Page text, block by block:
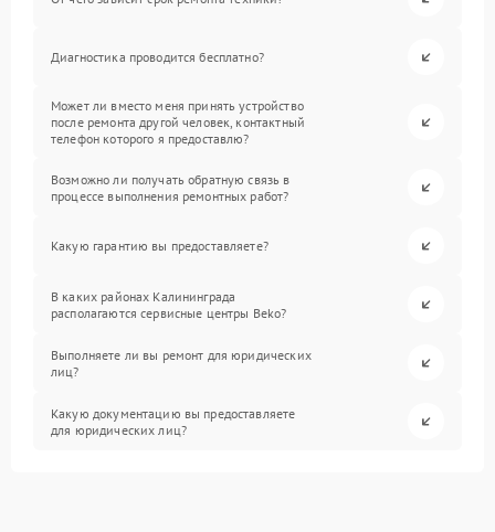
Диагностика проводится бесплатно?
Может ли вместо меня принять устройство
после ремонта другой человек, контактный
телефон которого я предоставлю?
Возможно ли получать обратную связь в
процессе выполнения ремонтных работ?
Какую гарантию вы предоставляете?
В каких районах Калининграда
располагаются сервисные центры Beko?
Выполняете ли вы ремонт для юридических
лиц?
Какую документацию вы предоставляете
для юридических лиц?